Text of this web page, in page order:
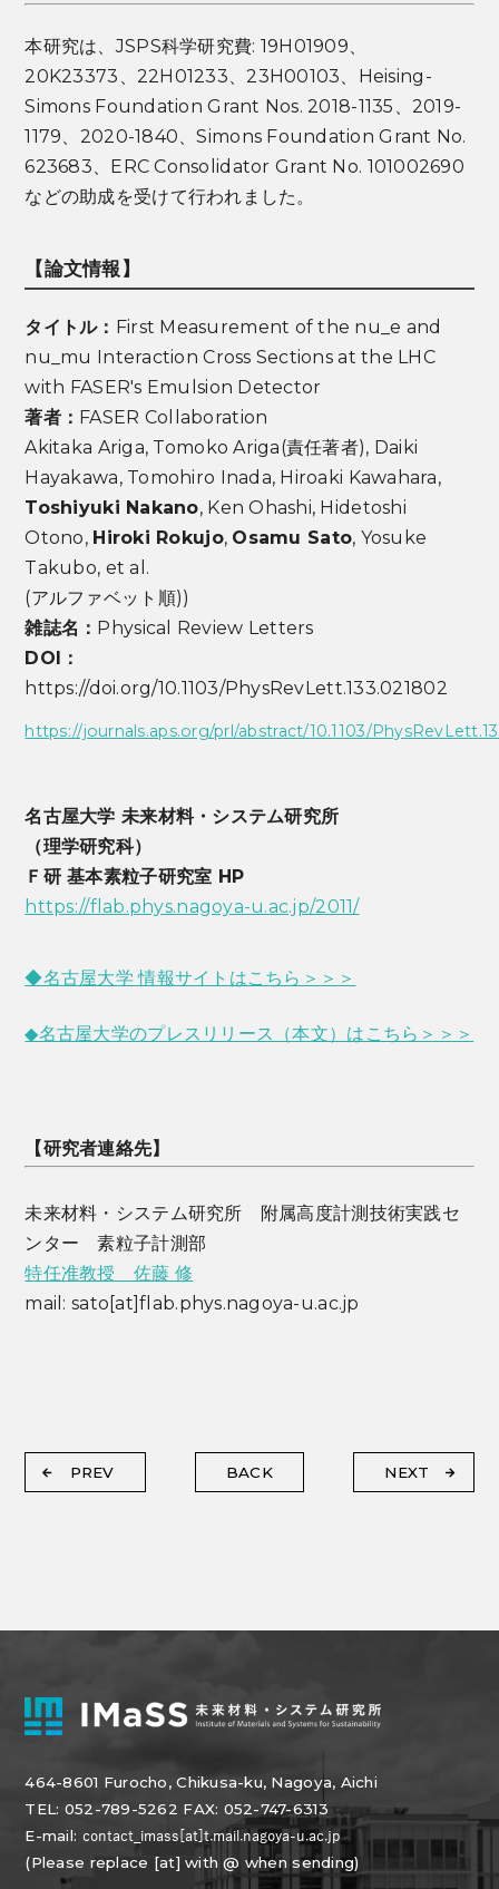
本研究は、JSPS科学研究費: 19H01909、
20K23373、22H01233、23H00103、Heising-
Simons Foundation Grant Nos. 2018-1135、2019-
1179、2020-1840、Simons Foundation Grant No.
623683、ERC Consolidator Grant No. 101002690
などの助成を受けて行われました。
【論文情報】
タイトル： First Measurement of the nu_e and
nu_mu Interaction Cross Sections at the LHC
with FASER's Emulsion Detector
著者： FASER Collaboration
Akitaka Ariga, Tomoko Ariga(責任著者), Daiki
Hayakawa, Tomohiro Inada, Hiroaki Kawahara,
Toshiyuki Nakano, Ken Ohashi, Hidetoshi
Otono, Hiroki Rokujo, Osamu Sato, Yosuke
Takubo, et al.
(アルファベット順))
雑誌名： Physical Review Letters
DOI：
https://doi.org/10.1103/PhysRevLett.133.021802
https://journals.aps.org/prl/abstract/10.1103/
名古屋大学 未来材料・システム研究所
（理学研究科）
Ｆ研 基本素粒子研究室 HP
https://flab.phys.nagoya-u.ac.jp/2011/
◆名古屋大学 情報サイトはこちら＞＞＞
◆名古屋大学のプレスリリース（本文）はこちら＞＞＞
【研究者連絡先】
未来材料・システム研究所 附属高度計測技術実践セ
ンター 素粒子計測部
特任准教授 佐藤 修
mail: sato[at]flab.phys.nagoya-u.ac.jp
NEXT
BACK
PREV
464-8601 Furocho, Chikusa-ku, Nagoya, Aichi
TEL: 052-789-5262 FAX: 052-747-6313
E-mail:
(Please replace [at] with @ when sending)